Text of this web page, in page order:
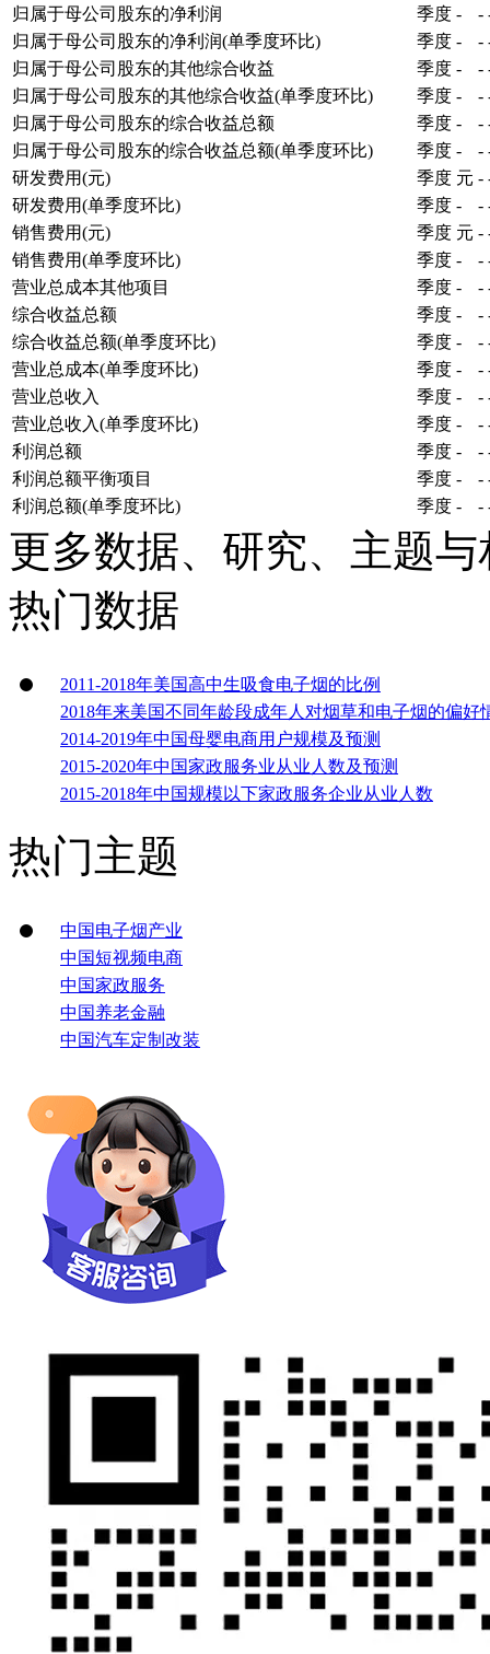
归属于母公司股东的净利润
季度 - -
归属于母公司股东的净利润(单季度环比)
季度 - -
归属于母公司股东的其他综合收益
季度 - -
归属于母公司股东的其他综合收益(单季度环比)
季度 - -
归属于母公司股东的综合收益总额
季度 - -
归属于母公司股东的综合收益总额(单季度环比)
季度 - -
研发费用(元)
季度 元 -
研发费用(单季度环比)
季度 - -
销售费用(元)
季度 元 -
销售费用(单季度环比)
季度 - -
营业总成本其他项目
季度 - -
综合收益总额
季度 - -
综合收益总额(单季度环比)
季度 - -
营业总成本(单季度环比)
季度 - -
营业总收入
季度 - -
营业总收入(单季度环比)
季度 - -
利润总额
季度 - -
利润总额平衡项目
季度 - -
利润总额(单季度环比)
季度 - -
更多数据、研究、主题
热门数据
2011-2018年美国高中生吸食电子烟的比例
2018年来美国不同年龄段成年人对烟草和电子烟的偏好
2014-2019年中国母婴电商用户规模及预测
2015-2020年中国家政服务业从业人数及预测
2015-2018年中国规模以下家政服务企业从业人数
热门主题
中国电子烟产业
中国短视频电商
中国家政服务
中国养老金融
中国汽车定制改装